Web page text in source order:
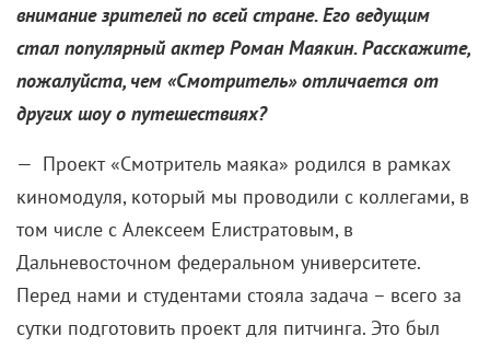
внимание зрителей по всей стране. Его ведущим
стал популярный актер Роман Маякин. Расскажите,
пожалуйста, чем «Смотритель» отличается от
других шоу о путешествиях?
— Проект «Смотритель маяка» родился в рамках
киномодуля, который мы проводили с коллегами, в
том числе с Алексеем Елистратовым, в
Дальневосточном федеральном университете.
Перед нами и студентами стояла задача – всего за
сутки подготовить проект для питчинга. Это был